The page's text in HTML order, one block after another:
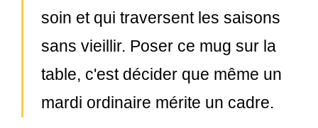
soin et qui traversent les saisons
sans vieillir. Poser ce mug sur la
table, c'est décider que même un
mardi ordinaire mérite un cadre.